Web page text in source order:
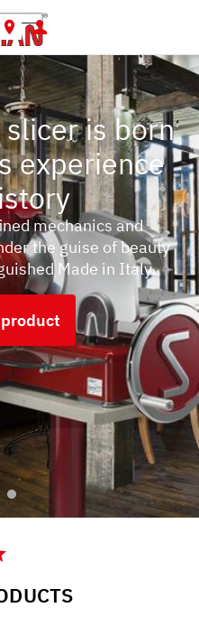
is born
experience
mechanics and
the guise of beauty
Made in Italy.